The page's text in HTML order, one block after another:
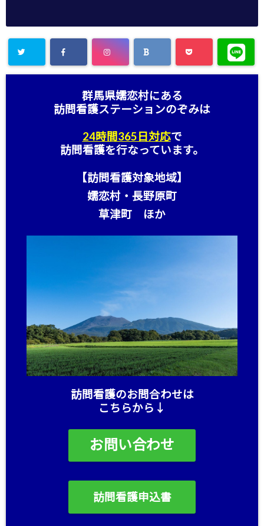
群馬県嬬恋村にある
訪問看護ステーションのぞみは
24時間365日対応で
訪問看護を行なっています。
【訪問看護対象地域】
嬬恋村・長野原町
草津町 ほか
訪問看護のお問合わせは
こちらから↓
お問い合わせ
訪問看護申込書